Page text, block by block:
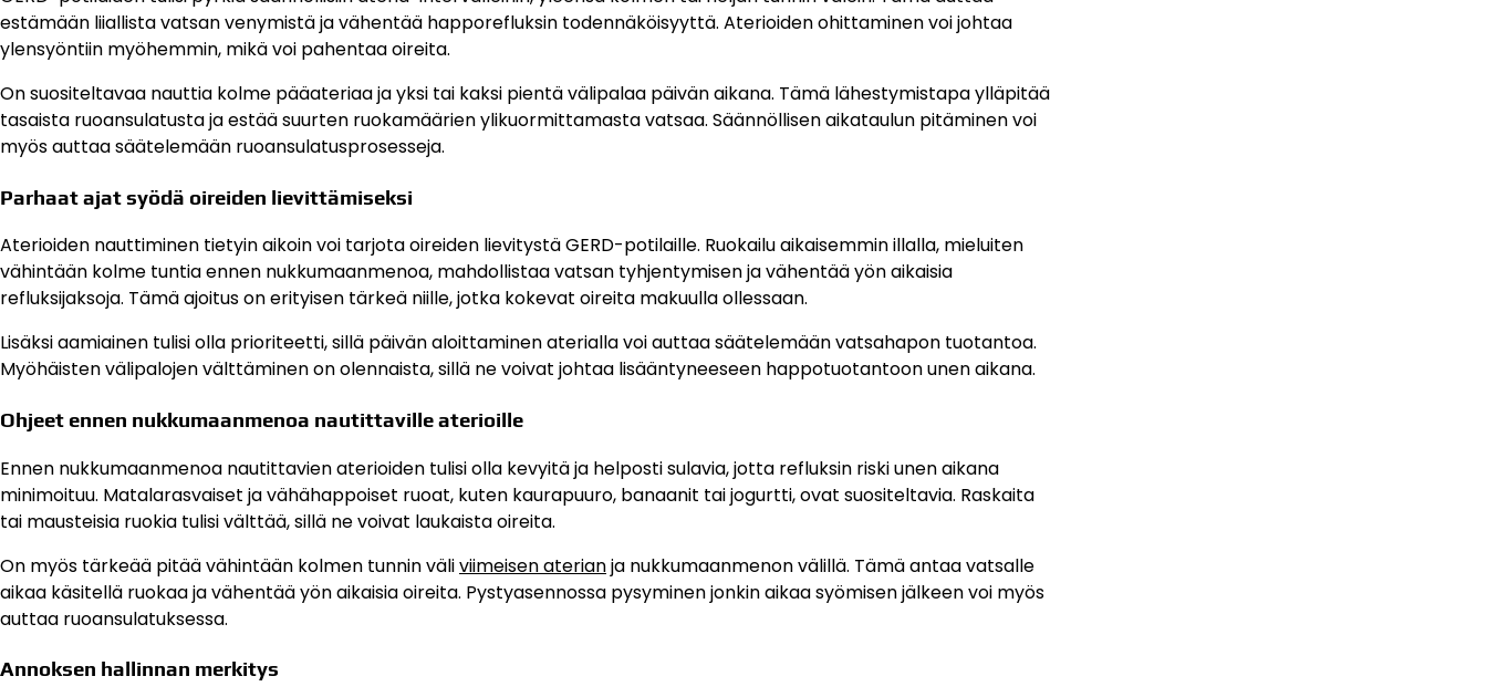
estämään liiallista vatsan venymistä ja vähentää happorefluksin todennäköisyyttä. Aterioiden ohittaminen voi johtaa
ylensyöntiin myöhemmin, mikä voi pahentaa oireita.
On suositeltavaa nauttia kolme pääateriaa ja yksi tai kaksi pientä välipalaa päivän aikana. Tämä lähestymistapa ylläpitää
tasaista ruoansulatusta ja estää suurten ruokamäärien ylikuormittamasta vatsaa. Säännöllisen aikataulun pitäminen voi
myös auttaa säätelemään ruoansulatusprosesseja.
Parhaat ajat syödä oireiden lievittämiseksi
Aterioiden nauttiminen tietyin aikoin voi tarjota oireiden lievitystä GERD-potilaille. Ruokailu aikaisemmin illalla, mieluiten
vähintään kolme tuntia ennen nukkumaanmenoa, mahdollistaa vatsan tyhjentymisen ja vähentää yön aikaisia
refluksijaksoja. Tämä ajoitus on erityisen tärkeä niille, jotka kokevat oireita makuulla ollessaan.
Lisäksi aamiainen tulisi olla prioriteetti, sillä päivän aloittaminen aterialla voi auttaa säätelemään vatsahapon tuotantoa.
Myöhäisten välipalojen välttäminen on olennaista, sillä ne voivat johtaa lisääntyneeseen happotuotantoon unen aikana.
Ohjeet ennen nukkumaanmenoa nautittaville aterioille
Ennen nukkumaanmenoa nautittavien aterioiden tulisi olla kevyitä ja helposti sulavia, jotta refluksin riski unen aikana
minimoituu. Matalarasvaiset ja vähähappoiset ruoat, kuten kaurapuuro, banaanit tai jogurtti, ovat suositeltavia. Raskaita
tai mausteisia ruokia tulisi välttää, sillä ne voivat laukaista oireita.
On myös tärkeää pitää vähintään kolmen tunnin väliviimeisen aterianja nukkumaanmenon välillä. Tämä antaa vatsalle
aikaa käsitellä ruokaa ja vähentää yön aikaisia oireita. Pystyasennossa pysyminen jonkin aikaa syömisen jälkeen voi myös
auttaa ruoansulatuksessa.
Annoksen hallinnan merkitys